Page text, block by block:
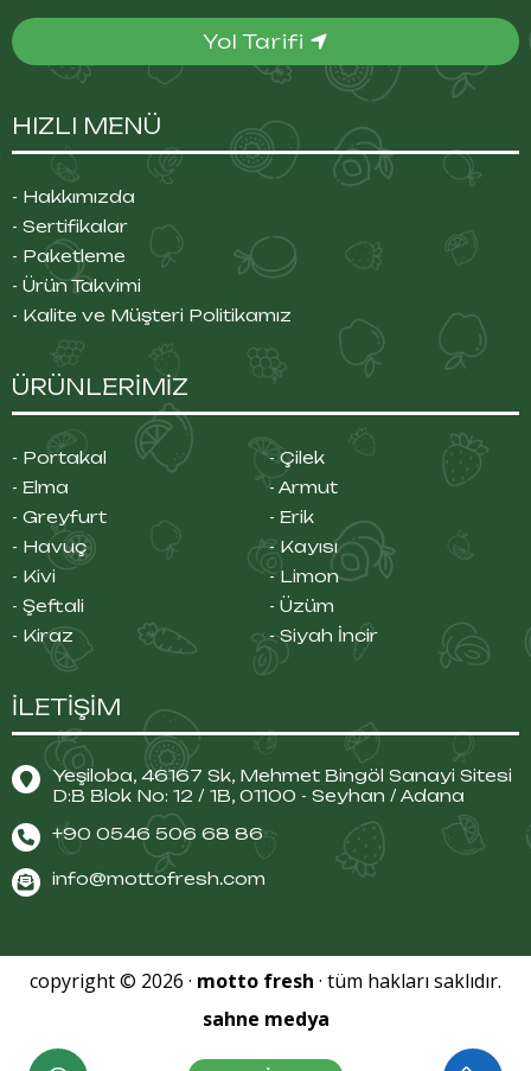
Yol Tarifi
HIZLI MENÜ
- Hakkımızda
- Sertifikalar
- Paketleme
- Ürün Takvimi
- Kalite ve Müşteri Politikamız
ÜRÜNLERİMİZ
- Portakal
- Çilek
- Elma
- Armut
- Greyfurt
- Erik
- Havuç
- Kayısı
- Kivi
- Limon
- Şeftali
- Üzüm
- Kiraz
- Siyah İncir
İLETİŞİM
Yeşiloba, 46167 Sk, Mehmet Bingöl Sanayi Sitesi
D:B Blok No: 12 / 1B, 01100 - Seyhan / Adana
+90 0546 506 68 86
info@mottofresh.com
copyright © 2026 · motto fresh · tüm hakları saklıdır.
sahne medya